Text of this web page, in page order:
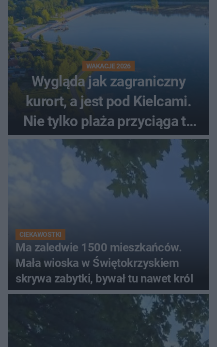
WAKACJE 2026
Wygląda jak zagraniczny
kurort, a jest pod Kielcami.
Nie tylko plaża przyciąga tu
ludzi
CIEKAWOSTKI
Ma zaledwie 1500 mieszkańców.
Mała wioska w Świętokrzyskiem
skrywa zabytki, bywał tu nawet król